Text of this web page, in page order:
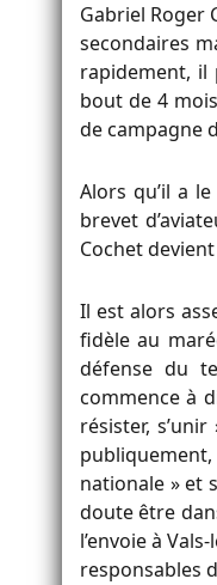
Gabriel Roger
secondaires
rapidement, il
bout de 4
de campagne
Alors qu’il a
brevet
Cochet
Il est alors
fidèle au
défense du
commence à
résister,
nationale » et
doute être
l’envoie à
responsables